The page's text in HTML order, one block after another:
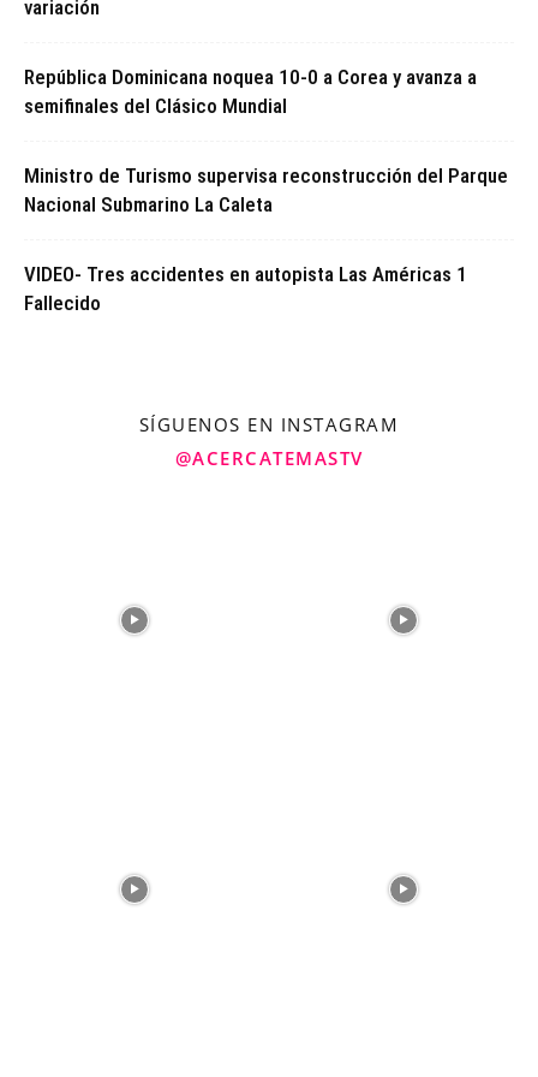
variación
República Dominicana noquea 10-0 a Corea y avanza a
semifinales del Clásico Mundial
Ministro de Turismo supervisa reconstrucción del Parque
Nacional Submarino La Caleta
VIDEO- Tres accidentes en autopista Las Américas 1
Fallecido
SÍGUENOS EN INSTAGRAM
@ACERCATEMASTV